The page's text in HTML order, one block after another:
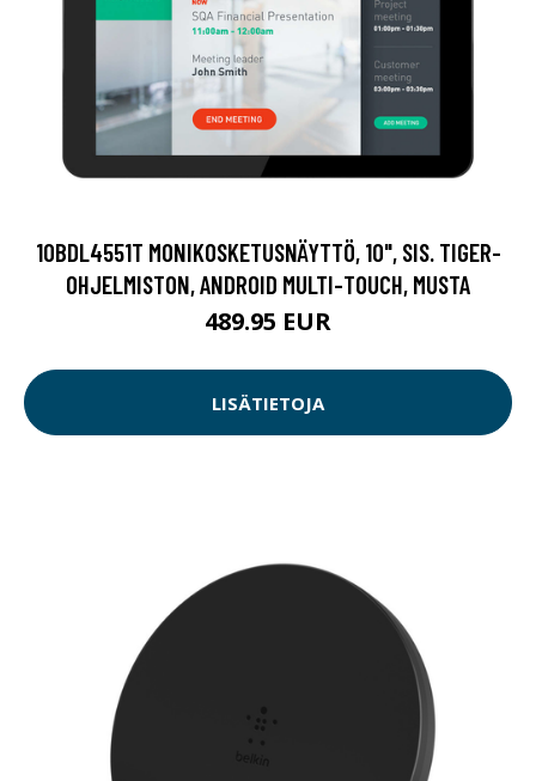
10BDL4551T MONIKOSKETUSNÄYTTÖ, 10", SIS. TIGER-
OHJELMISTON, ANDROID MULTI-TOUCH, MUSTA
489.95 EUR
LISÄTIETOJA